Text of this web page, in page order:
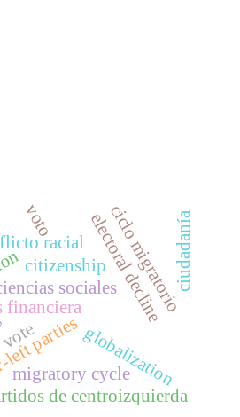
sociales
parties
electoral decline
financiera
de centroizquierda
migratory cycle
globalization
racial ciclo migratorio
citizenship
voto ciudadanía